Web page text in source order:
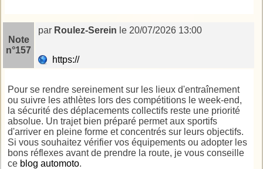
Note
n°157
par Roulez-Serein le 20/07/2026 13:00
https://
Pour se rendre sereinement sur les lieux d'entraînement
ou suivre les athlètes lors des compétitions le week-end,
la sécurité des déplacements collectifs reste une priorité
absolue. Un trajet bien préparé permet aux sportifs
d'arriver en pleine forme et concentrés sur leurs objectifs.
Si vous souhaitez vérifier vos équipements ou adopter les
bons réflexes avant de prendre la route, je vous conseille
ce blog automoto.